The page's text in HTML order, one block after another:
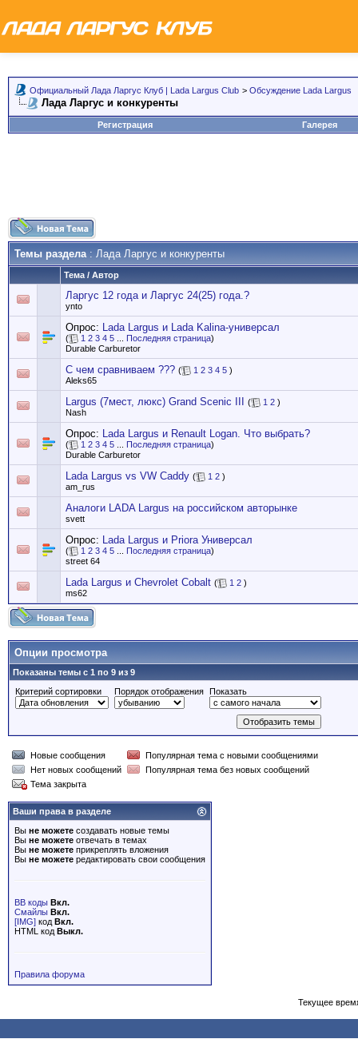
Официальный Лада Ларгус Клуб | Lada Largus Club > Обсуждение Lada Largus
Лада Ларгус и конкуренты
Регистрация Галерея
Темы раздела: Лада Ларгус и конкуренты
Тема / Автор
Ларгус 12 года и Ларгус 24(25) года.?
ynto
Опрос: Lada Largus и Lada Kalina-универсал
( 1 2 3 4 5 Последняя страница)
Durable Carburetor
С чем сравниваем ??? ( 1 2 3 4 5 )
Aleks65
Largus (7мест, люкс) Grand Scenic III ( 1 2 )
Nash
Опрос: Lada Largus и Renault Logan. Что выбрать?
( 1 2 3 4 5 Последняя страница)
Durable Carburetor
Lada Largus vs VW Caddy ( 1 2 )
am_rus
Аналоги LADA Largus на российском авторынке
svett
Опрос: Lada Largus и Priora Универсал
( 1 2 3 4 5 Последняя страница)
street 64
Lada Largus и Chevrolet Cobalt ( 1 2 )
ms62
Опции просмотра
Показаны темы с 1 по 9 из 9
Критерий сортировки
Порядок отображения Показать
Новые сообщения
Популярная тема с новыми сообщениями
Нет новых сообщений
Популярная тема без новых сообщений
Тема закрыта
Ваши права в разделе
Вы не можете создавать новые темы
Вы не можете отвечать в темах
Вы не можете прикреплять вложения
Вы не можете редактировать свои сообщения
BB коды Вкл.
Смайлы Вкл.
[IMG] код Вкл.
HTML код Выкл.
Правила форума
Текущее